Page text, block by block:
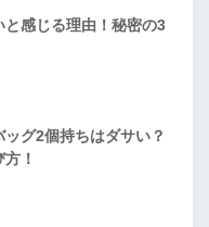
感じる理由！秘密の3
グ2個持ちはダサい？
！